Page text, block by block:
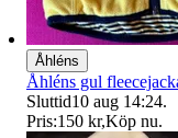
Åhléns
Åhléns gul
Sluttid10 aug 14:24.
Pris:150 kr,Köp nu.